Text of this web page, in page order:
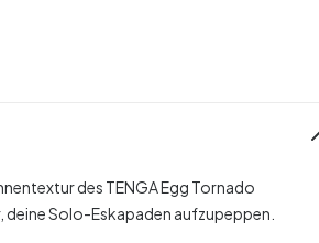
des TENGA Egg Tornado
Solo-Eskapaden aufzupeppen.